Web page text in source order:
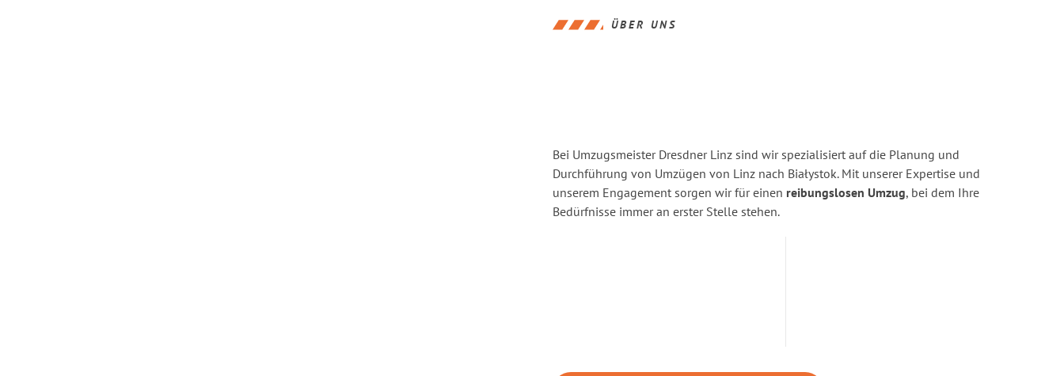
ÜBER UNS
Bei Umzugsmeister Dresdner Linz sind wir spezialisiert auf die Planung und
Durchführung von Umzügen von Linz nach Białystok. Mit unserer Expertise und
unserem Engagement sorgen wir für einen reibungslosen Umzug, bei dem Ihre
Bedürfnisse immer an erster Stelle stehen.